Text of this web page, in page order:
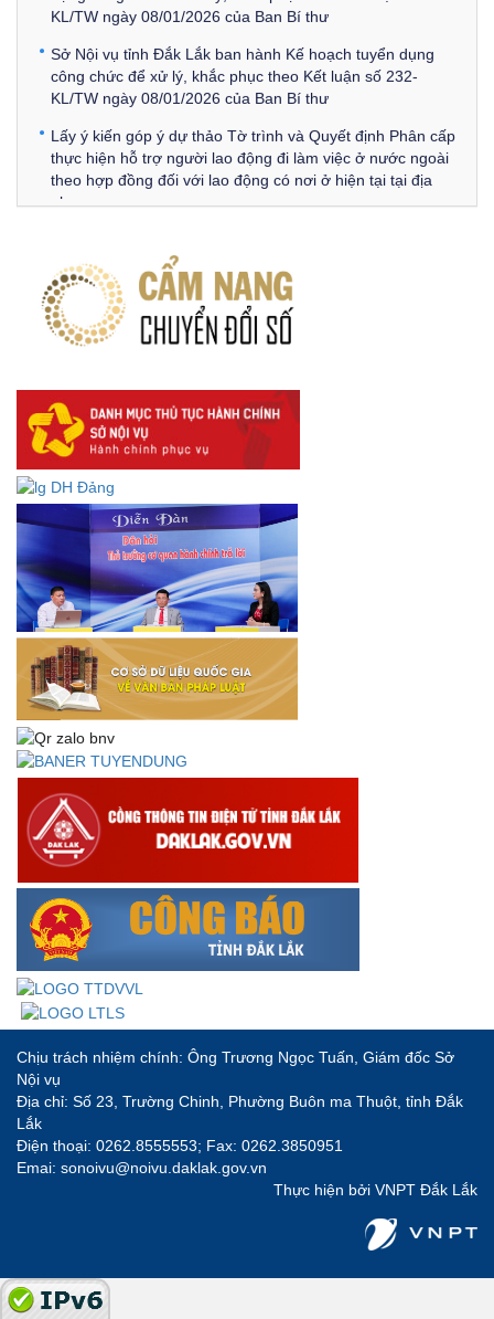
KL/TW ngày 08/01/2026 của Ban Bí thư
Sở Nội vụ tỉnh Đắk Lắk ban hành Kế hoạch tuyển dụng
công chức để xử lý, khắc phục theo Kết luận số 232-
KL/TW ngày 08/01/2026 của Ban Bí thư
Lấy ý kiến góp ý dự thảo Tờ trình và Quyết định Phân cấp
thực hiện hỗ trợ người lao động đi làm việc ở nước ngoài
theo hợp đồng đối với lao động có nơi ở hiện tại tại địa
phương
hiện quy định về người lao động nước ngoài làm việc trên
địa bàn tỉnh Đắk Lắk theo trình tự, thủ tục rút gọn trong
xây dựng, ban hành văn bản quy phạm pháp luật
Góp ý dự thảo Thông tư quy định nghiệp vụ lưu trữ tài liệu
DANH SÁCH HỒ SƠ CÁN BỘ ĐI B TỈNH ĐĂK LẮK -
Lấy ý kiến dự thảo Quyết định quy phạm pháp luật quy
định về thành lập, tổ chức và hoạt động của tổ chức phối
hợp liên ngành
Thông báo về việc tải biểu mẫu báo cáo kết quả 06 năm
thực hiện Nghị quyết số 18-NQ/TW và Nghị quyết số 19-
NQ/TW
Thư chúc mừng của Bộ trưởng Bộ Nội vụ nhân dịp kỷ
niệm 78 năm Ngày thành lập Bộ Nội vụ, Ngày truyền
thống ngành Tổ chức nhà nước (28/8/1945-28/8/2023)
Thông báo về việc đăng tải Bộ câu hỏi và gợi ý trả lời Hội
thi dân vận khéo năm 2023
Chịu trách nhiệm chính: Ông Trương Ngọc Tuấn, Giám đốc Sở
Nội vụ
Địa chỉ: Số 23, Trường Chinh, Phường Buôn ma Thuột, tỉnh Đắk
Lắk
Điện thoại: 0262.8555553; Fax: 0262.3850951
Emai: sonoivu@noivu.daklak.gov.vn
Thực hiện bởi VNPT Đắk Lắk